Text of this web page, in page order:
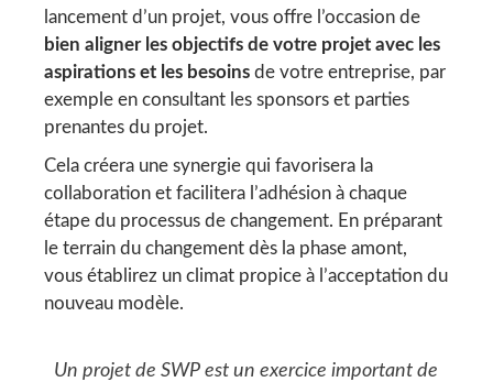
lancement d’un projet, vous offre l’occasion de
bien aligner les objectifs de votre projet avec les
aspirations et les besoins de votre entreprise, par
exemple en consultant les sponsors et parties
prenantes du projet.
Cela créera une synergie qui favorisera la
collaboration et facilitera l’adhésion à chaque
étape du processus de changement. En préparant
le terrain du changement dès la phase amont,
vous établirez un climat propice à l’acceptation du
nouveau modèle.
Un projet de SWP est un exercice important de